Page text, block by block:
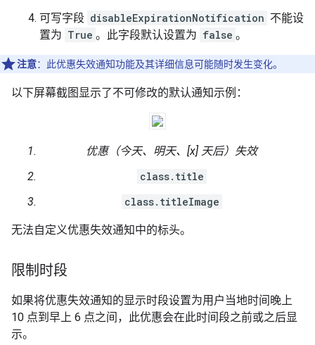
可写字段 disableExpirationNotification 不能设
置为 True 。此字段默认设置为 false 。
注意：此优惠失效通知功能及其详细信息可能随时发生变化。
以下屏幕截图显示了不可修改的默认通知示例：
优惠（今天、明天、[x] 天后）失效
class.title
class.titleImage
无法自定义优惠失效通知中的标头。
限制时段
如果将优惠失效通知的显示时段设置为用户当地时间晚上
10 点到早上 6 点之间，此优惠会在此时间段之前或之后显
示。